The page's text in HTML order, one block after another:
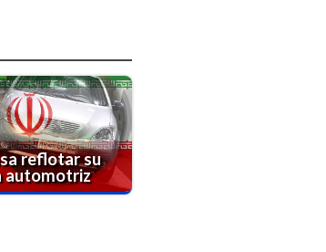
reflotar su
automotriz